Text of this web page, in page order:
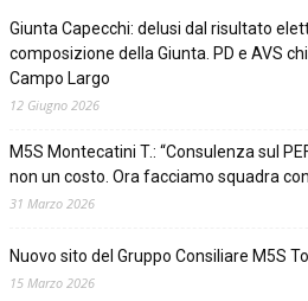
Giunta Capecchi: delusi dal risultato
composizione della Giunta. PD e AVS
Campo Largo
12 Giugno 2026
M5S Montecatini T.: “Consulenza sul
non un costo. Ora facciamo squadra
31 Marzo 2026
Nuovo sito del Gruppo Consiliare M5S
15 Marzo 2026